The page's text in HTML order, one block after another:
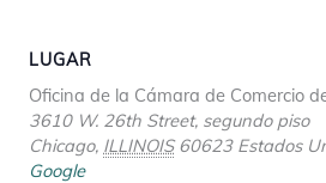
LUGAR
Oficina de la Cámara de Comercio
3610 W. 26th Street, segundo piso
Chicago, ILLINOIS 60623 Estados
Google